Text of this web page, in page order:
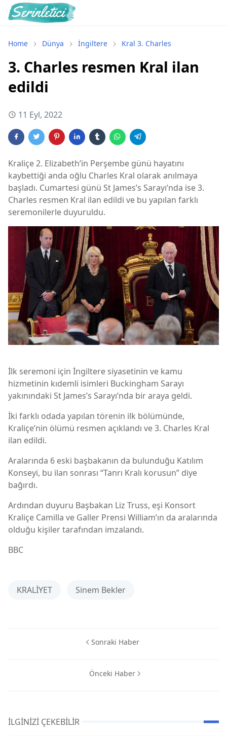
Home Dünya İngiltere Kral 3. Charles
3. Charles resmen Kral ilan
edildi
11 Eyl, 2022
Kraliçe 2. Elizabeth’in Perşembe günü hayatını
kaybettiği anda oğlu Charles Kral olarak anılmaya
başladı. Cumartesi günü St James’s Sarayı’nda ise 3.
Charles resmen Kral ilan edildi ve bu yapılan farklı
seremonilerle duyuruldu.
İlk seremoni için İngiltere siyasetinin ve kamu
hizmetinin kıdemli isimleri Buckingham Sarayı
yakınındaki St James’s Sarayı’nda bir araya geldi.
İki farklı odada yapılan törenin ilk bölümünde,
Kraliçe’nin ölümü resmen açıklandı ve 3. Charles Kral
ilan edildi.
Aralarında 6 eski başbakanın da bulunduğu Katılım
Konseyi, bu ilan sonrası “Tanrı Kralı korusun” diye
bağırdı.
Ardından duyuru Başbakan Liz Truss, eşi Konsort
Kraliçe Camilla ve Galler Prensi William’ın da aralarında
olduğu kişiler tarafından imzalandı.
BBC
KRALİYET Sinem Bekler
Sonraki Haber
Önceki Haber
İLGINIZI ÇEKEBILIR